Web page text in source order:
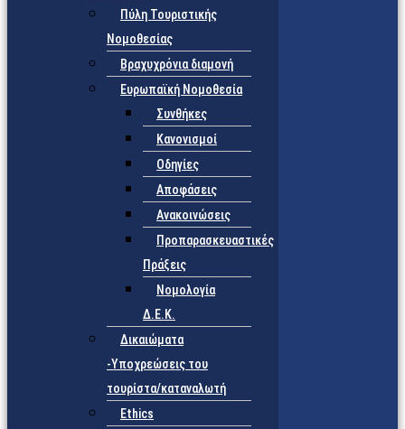
Πύλη Τουριστικής
Νομοθεσίας
Βραχυχρόνια διαμονή
Ευρωπαϊκή Νομοθεσία
Συνθήκες
Κανονισμοί
Οδηγίες
Αποφάσεις
Ανακοινώσεις
Προπαρασκευαστικές
Πράξεις
Νομολογία
Δ.Ε.Κ.
Δικαιώματα
-Υποχρεώσεις του
τουρίστα/καταναλωτή
Ethics